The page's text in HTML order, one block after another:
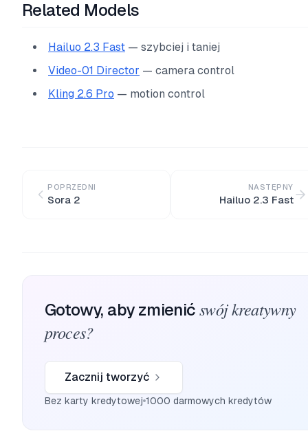
Related Models
Hailuo 2.3 Fast — szybciej i taniej
Video-01 Director — camera control
Kling 2.6 Pro — motion control
POPRZEDNI
Sora 2
NASTĘPNY
Hailuo 2.3 Fast
Gotowy, aby zmienić swój kreatywny
proces?
Zacznij tworzyć
Bez karty kredytowej 1000 darmowych kredytów